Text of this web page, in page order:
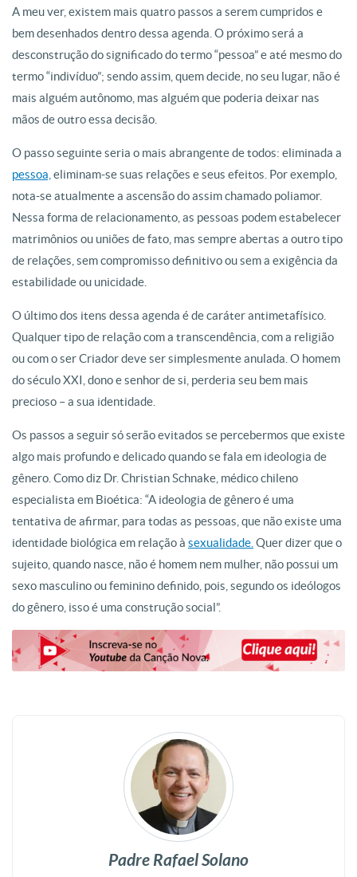
A meu ver, existem mais quatro passos a serem cumpridos e
bem desenhados dentro dessa agenda. O próximo será a
desconstrução do significado do termo “pessoa” e até mesmo do
termo “indivíduo”; sendo assim, quem decide, no seu lugar, não é
mais alguém autônomo, mas alguém que poderia deixar nas
mãos de outro essa decisão.
O passo seguinte seria o mais abrangente de todos: eliminada a
pessoa, eliminam-se suas relações e seus efeitos. Por exemplo,
nota-se atualmente a ascensão do assim chamado poliamor.
Nessa forma de relacionamento, as pessoas podem estabelecer
matrimônios ou uniões de fato, mas sempre abertas a outro tipo
de relações, sem compromisso definitivo ou sem a exigência da
estabilidade ou unicidade.
O último dos itens dessa agenda é de caráter antimetafísico.
Qualquer tipo de relação com a transcendência, com a religião
ou com o ser Criador deve ser simplesmente anulada. O homem
do século XXI, dono e senhor de si, perderia seu bem mais
precioso – a sua identidade.
Os passos a seguir só serão evitados se percebermos que existe
algo mais profundo e delicado quando se fala em ideologia de
gênero. Como diz Dr. Christian Schnake, médico chileno
especialista em Bioética: “A ideologia de gênero é uma
tentativa de afirmar, para todas as pessoas, que não existe uma
identidade biológica em relação à sexualidade. Quer dizer que o
sujeito, quando nasce, não é homem nem mulher, não possui um
sexo masculino ou feminino definido, pois, segundo os ideólogos
do gênero, isso é uma construção social”.
Padre Rafael Solano